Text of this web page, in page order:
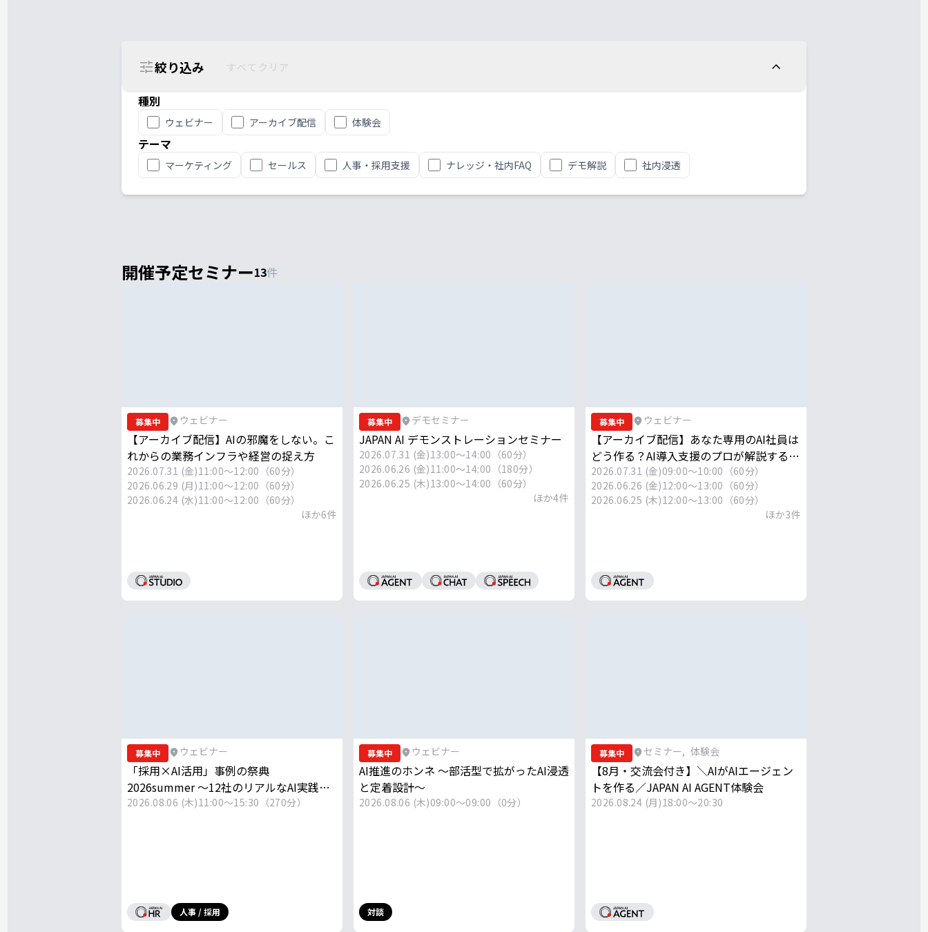
絞り込み すべてクリア
種別
ウェビナー アーカイブ配信 体験会
テーマ
マーケティング セールス 人事・採用支援 ナレッジ・社内FAQ デモ解説 社内浸透
開催予定セミナー13件
募集中 ウェビナー
【アーカイブ配信】AIの邪魔をしない。こ
れからの業務インフラや経営の捉え方
2026.07.31 (金)11:00～12:00（60分）
2026.06.29 (月)11:00～12:00（60分）
2026.06.24 (水)11:00～12:00（60分）
ほか6件
募集中 デモセミナー
JAPAN AI デモンストレーションセミナー
2026.07.31 (金)13:00～14:00（60分）
2026.06.26 (金)11:00～14:00（180分）
2026.06.25 (木)13:00～14:00（60分）
ほか4件
募集中 ウェビナー
【アーカイブ配信】あなた専用のAI社員は
どう作る？AI導入支援のプロが解説する
「Skills」活用ウェビナー
2026.07.31 (金)09:00～10:00（60分）
2026.06.26 (金)12:00～13:00（60分）
2026.06.25 (木)12:00～13:00（60分）
ほか3件
募集中 ウェビナー
「採用×AI活用」事例の祭典
2026summer ～12社のリアルなAI実践と
成功のポイントが学べる1日～
2026.08.06 (木)11:00～15:30（270分）
人事 / 採用
募集中 ウェビナー
AI推進のホンネ 〜部活型で拡がったAI浸透
と定着設計〜
2026.08.06 (木)09:00～09:00（0分）
対談
募集中 セミナー, 体験会
【8月・交流会付き】＼AIがAIエージェン
トを作る／JAPAN AI AGENT体験会
2026.08.24 (月)18:00～20:30